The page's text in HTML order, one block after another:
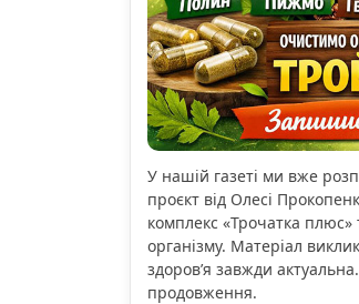
У нашій газеті ми вже
проєкт від Олесі
комплекс «Трочатка
організму. Матеріал
здоров’я завжди
продовження.